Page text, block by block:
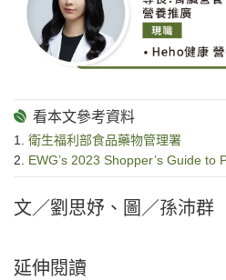
1. 衛生福利部食品藥物管理署
2. EWG’s 2023 Shopper’s Guide to
文／劉思妤、圖／孫沛群
延伸閱讀